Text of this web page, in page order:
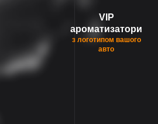
VIP
ароматизатори
з логотипом вашого
авто